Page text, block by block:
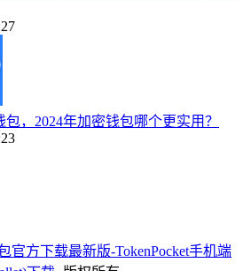
包，2024年加密钱包哪个更实用？
官方下载最新版-TokenPocket手机端